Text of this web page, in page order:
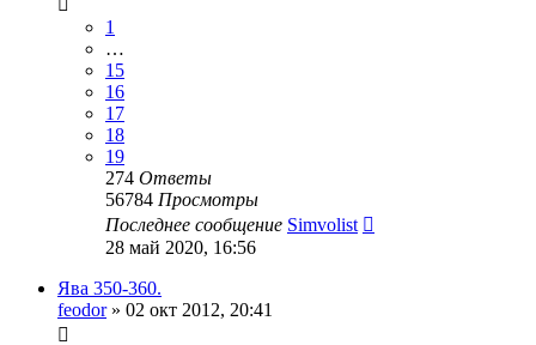
1
…
15
16
17
18
19
274 Ответы
56784 Просмотры
Последнее сообщение Simvolist
28 май 2020, 16:56
Ява 350-360.
feodor» 02 окт 2012, 20:41